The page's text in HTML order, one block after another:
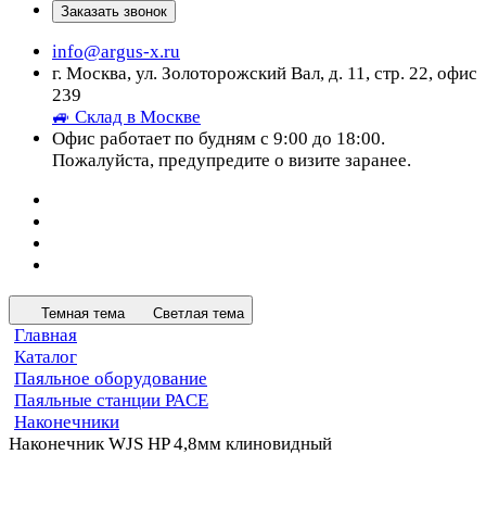
Заказать звонок
info@argus-x.ru
г. Москва, ул. Золоторожский Вал, д. 11, стр. 22, офис
239
🚙 Склад в Москве
Офис работает по будням с 9:00 до 18:00.
Пожалуйста, предупредите о визите заранее.
Темная тема Светлая тема
Главная
Каталог
Паяльное оборудование
Паяльные станции PACE
Наконечники
Наконечник WJS HP 4,8мм клиновидный